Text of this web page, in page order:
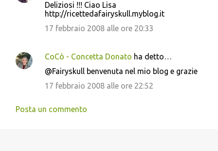
Deliziosi !!! Ciao Lisa
http://ricettedafairyskull.myblog.it
17 febbraio 2008 alle ore 20:33
CoCò - Concetta Donato ha detto…
@Fairyskull benvenuta nel mio blog e grazie
17 febbraio 2008 alle ore 22:52
Posta un commento